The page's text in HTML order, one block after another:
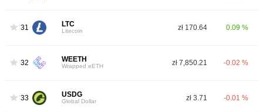
31 LTC
Litecoin zł 170.64 0.09 %
32 WEETH
Wrapped eETH zł 7,850.21 -0.02 %
33 USDG
Global Dollar zł 3.71 -0.01 %